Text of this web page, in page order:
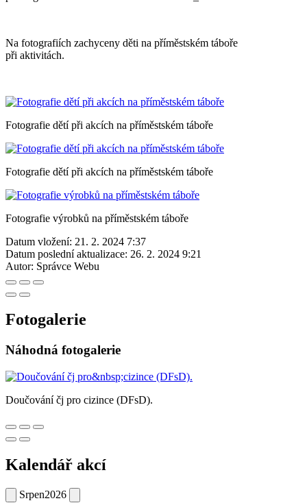
Na fotografiích zachyceny děti na příměstském táboře
při aktivitách.
Fotografie dětí při akcích na příměstském táboře
Fotografie dětí při akcích na příměstském táboře
Fotografie výrobků na příměstském táboře
Datum vložení: 21. 2. 2024 7:37
Datum poslední aktualizace: 26. 2. 2024 9:21
Autor: Správce Webu
Fotogalerie
Náhodná fotogalerie
Doučování čj pro cizince (DFsD).
Kalendář akcí
Srpen2026